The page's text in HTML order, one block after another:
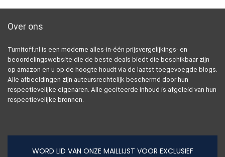
Over ons
Turnitoff.nl is een moderne alles-in-één prijsvergelijkings- en
beoordelingswebsite die de beste deals biedt die beschikbaar zijn
op amazon en u op de hoogte houdt via de laatst toegevoegde blogs.
Alle afbeeldingen zijn auteursrechtelijk beschermd door hun
respectievelijke eigenaren. Alle geciteerde inhoud is afgeleid van hun
respectievelijke bronnen.
WORD LID VAN ONZE MAILLIJST VOOR EXCLUSIEF